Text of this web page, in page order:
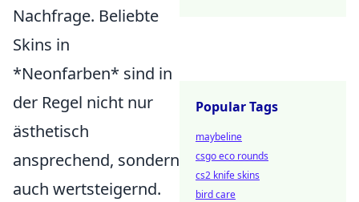
Nachfrage. Beliebte
Skins in
*Neonfarben* sind in
der Regel nicht nur
ästhetisch
ansprechend, sondern
auch wertsteigernd.
Popular Tags
maybeline
csgo eco rounds
cs2 knife skins
bird care